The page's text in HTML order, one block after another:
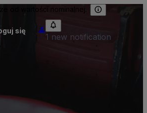
od wartości nominalnej.
się
1 new notification